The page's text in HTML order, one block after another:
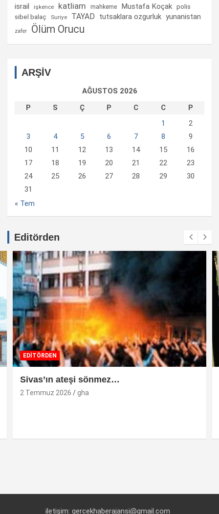
israil işkence katliam mahkeme Mustafa Koçak polis
sibel balaç Suriye TAYAD tutsaklara ozgurluk yunanistan
zafer Ölüm Orucu
ARŞİV
AĞUSTOS 2026
P
S Ç P C C
P
1
2
3
4 5 6 7 8
9
10
11 12 13 14 15
16
17
18 19 20 21 22
23
24
25 26 27 28 29
30
31
« Tem
Editörden
EDİTÖRDEN
Sivas’ın ateşi sönmez…
2 Temmuz 2026 gha
iletişim: gercekhaberajansi@gmail.com